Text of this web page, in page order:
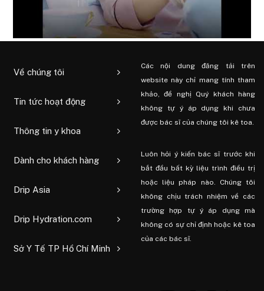
Về chúng tôi
Tin tức hoạt động
Thông tin y khoa
Dành cho khách hàng
Drip Asia
Drip Hydration.com
Sở Y Tế TP Hồ Chí Minh
Các nội dung đăng tải trên
website này chỉ mang tính tham
khảo, đề nghị Quý khách hàng
không tự ý áp dụng khi chưa
được bác sĩ của chúng tôi kê toa.
Luôn hỏi ý kiến ​​bác sĩ trước khi
bắt đầu bất kỳ liệu trình điều trị
hoặc liệu pháp nào. Chúng tôi
không chịu trách nhiệm về các
trường hợp tự ý áp dụng mà
không có sự chỉ định hoặc kê toa
của các bác sĩ.